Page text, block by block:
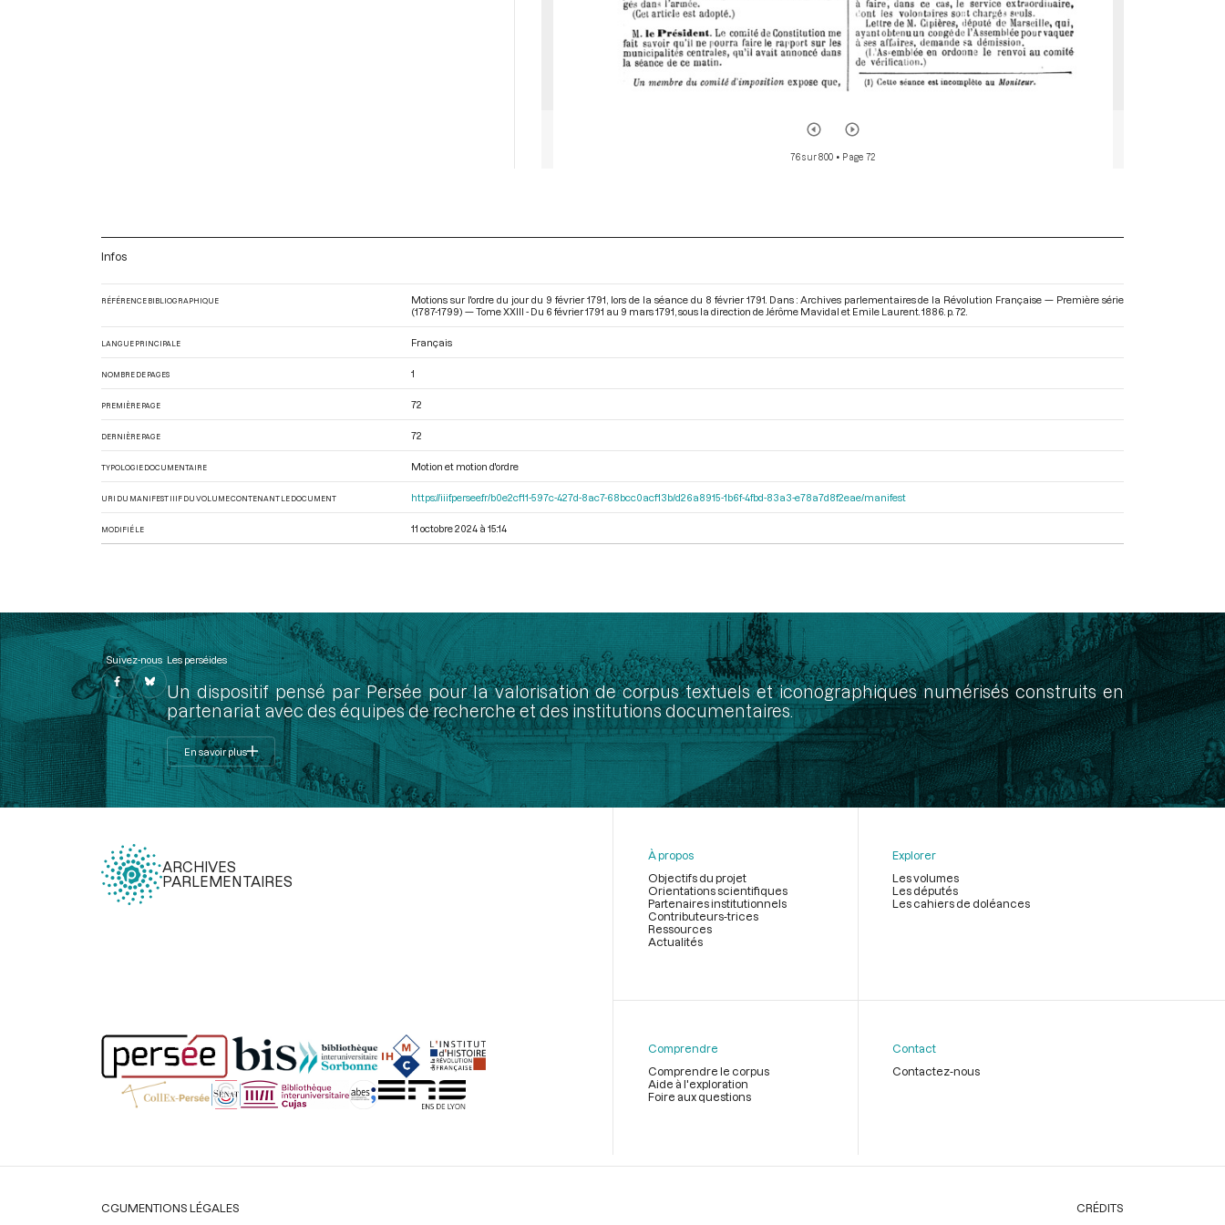
76 sur 800 • Page 72
Infos
RÉFÉRENCE BIBLIOGRAPHIQUE
Motions sur l'ordre du jour du 9 février 1791, lors de la séance du 8 février 1791. Dans : Archives parlementaires de la Révolution Française — Première série
(1787-1799) — Tome XXIII - Du 6 février 1791 au 9 mars 1791 , sous la direction de Jérôme Mavidal et Emile Laurent. 1886. p. 72.
LANGUE PRINCIPALE Français
NOMBRE DE PAGES 1
PREMIÈRE PAGE 72
DERNIÈRE PAGE 72
TYPOLOGIE DOCUMENTAIRE Motion et motion d'ordre
URI DU MANIFEST IIIF DU VOLUME CONTENANT LE DOCUMENT https://iiif.persee.fr/b0e2cf11-597c-427d-8ac7-68bcc0acf13b/d26a8915-1b6f-4fbd-83a3-e78a7d8f2eae/manifest
MODIFIÉ LE 11 octobre 2024 à 15:14
Suivez-nous Les perséides
Un dispositif pensé par Persée pour la valorisation de corpus textuels et iconographiques numérisés construits en
partenariat avec des équipes de recherche et des institutions documentaires.
En savoir plus
ARCHIVES
PARLEMENTAIRES
page
À propos
Objectifs du projet
Orientations scientifiques
Partenaires institutionnels
Contributeurs-trices
Ressources
Actualités
Explorer
Les volumes
Les députés
Les cahiers de doléances
Comprendre
Comprendre le corpus
Aide à l'exploration
Foire aux questions
Contact
Contactez-nous
Légal
CGUMENTIONS LÉGALES CRÉDITS